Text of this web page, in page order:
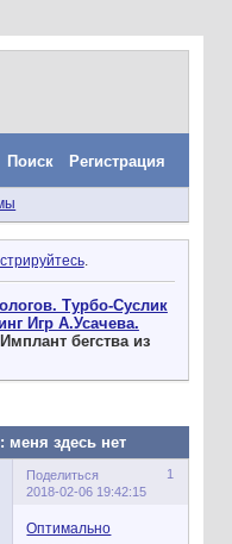
Поиск
Регистрация
.
Турбо-Суслик
Игр А.Усачева.
Имплант бегства из
меня здесь нет
Поделиться
1
2018-02-06 19:42:15
Оптимально